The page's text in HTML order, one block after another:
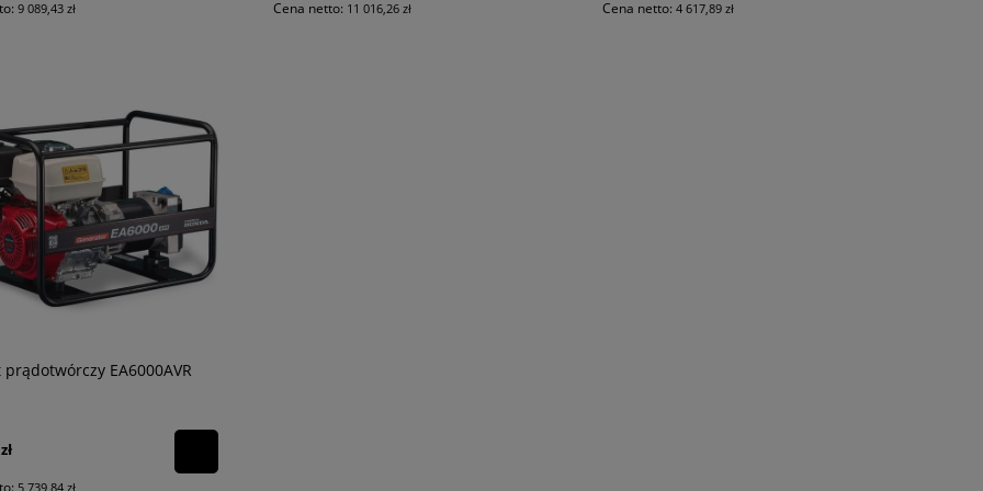
9 089,43 zł Cena netto: 11 016,26 zł Cena netto: 4 617,89 zł
EA6000AVR
5 739,84 zł